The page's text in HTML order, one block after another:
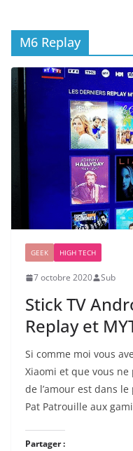
M6 Replay
GEEK HIGH TECH
7 octobre 2020 Sub
Stick TV
Replay et
Si comme moi vous
Xiaomi et que vous
de l’amour est dans
Pat Patrouille aux
Partager :